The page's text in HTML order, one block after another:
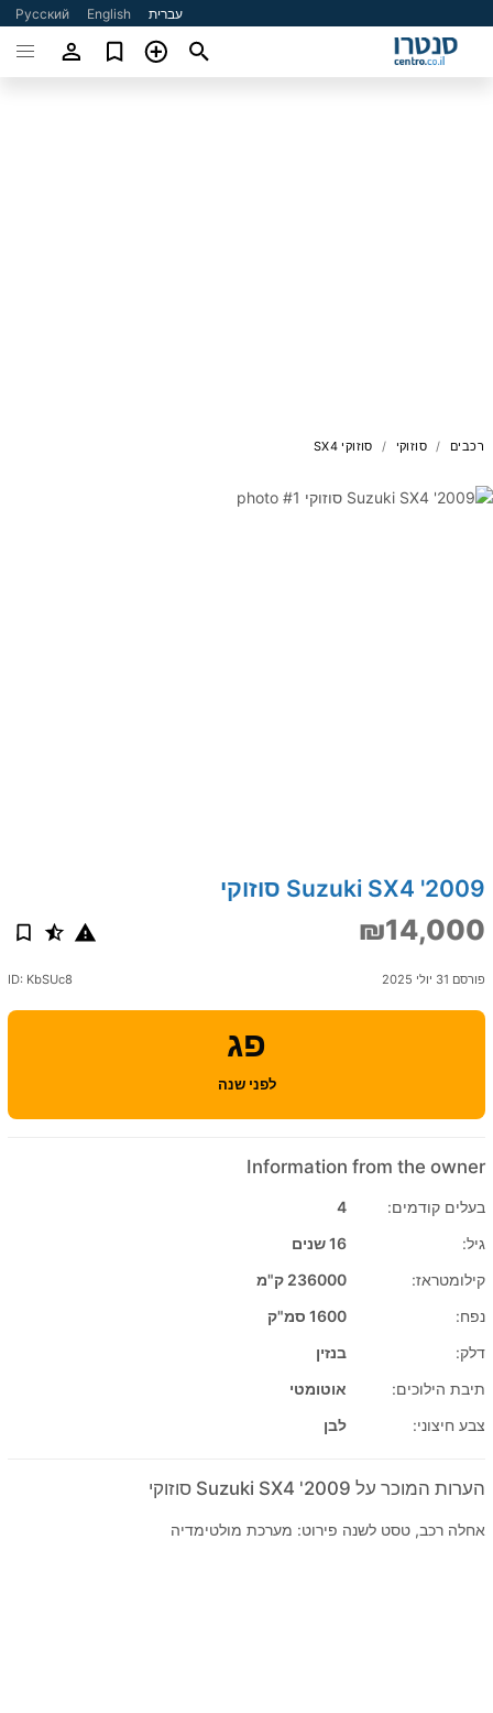
עברית English
Русский
רכבים סוזוקי סוזוקי SX4
2009' Suzuki SX4 סוזוקי
₪14,000
פורסם 31 יולי 2025 ID: KbSUc8
פג
לפני שנה
Information from the owner
בעלים קודמים:
4
גיל:
16 שנים
קילומטראז:
236000 ק"מ
נפח:
1600 סמ"ק
דלק:
בנזין
תיבת הילוכים:
אוטומטי
צבע חיצוני:
לבן
הערות המוכר על 2009' Suzuki SX4 סוזוקי
אחלה רכב, טסט לשנה פירוט: מערכת מולטימדיה